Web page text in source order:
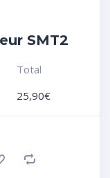
SMT2
Total
25,90€